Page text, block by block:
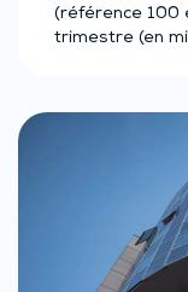
(référence 100
trimestre (en